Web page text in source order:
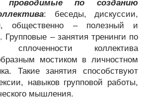
проводимые по созданию
: беседы, дискуссии,
общественно – полезный и
Групповые – занятия тренинги по
сплоченности коллектива
мостиком в личностном
Такие занятия способствуют
навыков групповой работы,
мышления.